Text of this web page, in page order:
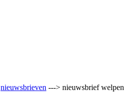
nieuwsbrieven ---> nieuwsbrief welpen